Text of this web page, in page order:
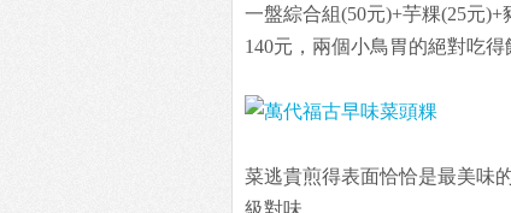
一盤綜合組(50元)+芋粿(25元
140元，兩個小鳥胃的絕對吃得
菜逃貴煎得表面恰恰是最美味
級對味。